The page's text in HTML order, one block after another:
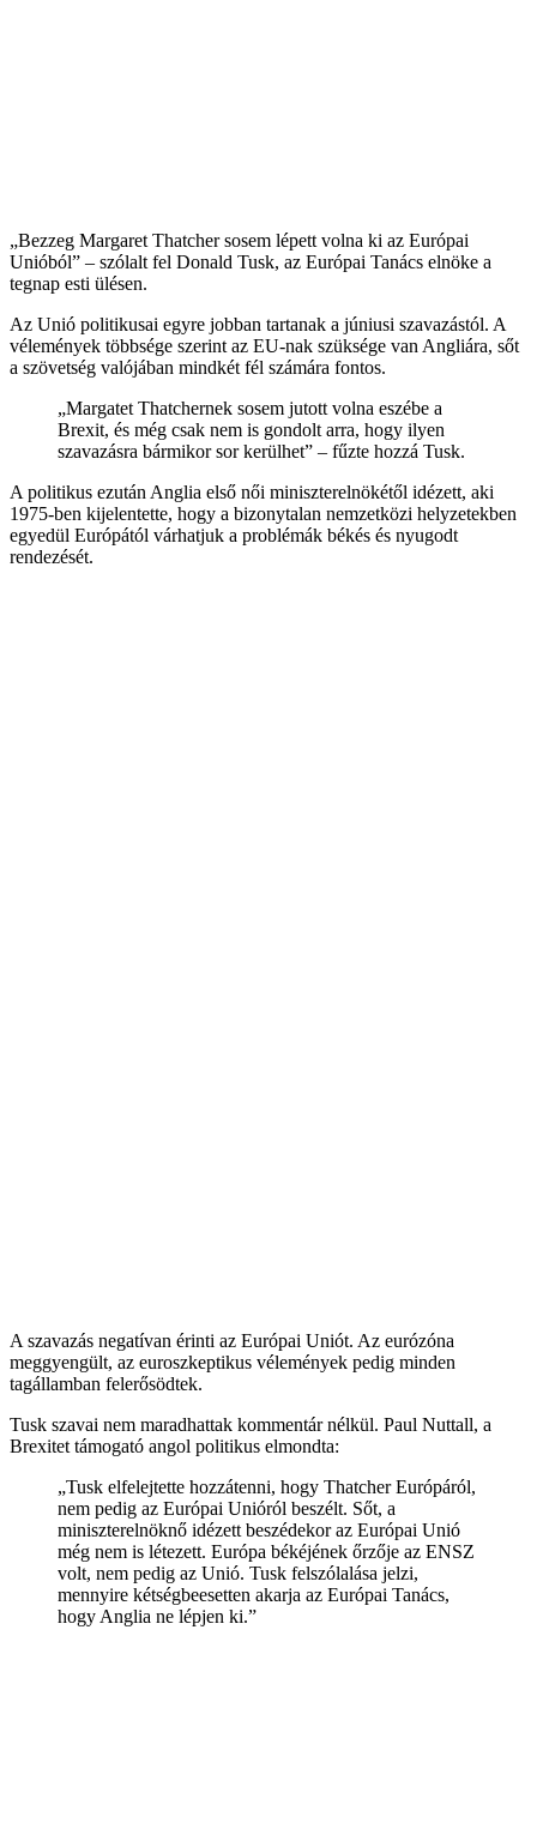
„Bezzeg Margaret Thatcher sosem lépett volna ki az Európai
Unióból” – szólalt fel Donald Tusk, az Európai Tanács elnöke a
tegnap esti ülésen.
Az Unió politikusai egyre jobban tartanak a júniusi szavazástól. A
vélemények többsége szerint az EU-nak szüksége van Angliára, sőt
a szövetség valójában mindkét fél számára fontos.
„Margatet Thatchernek sosem jutott volna eszébe a
Brexit, és még csak nem is gondolt arra, hogy ilyen
szavazásra bármikor sor kerülhet” – fűzte hozzá Tusk.
A politikus ezután Anglia első női miniszterelnökétől idézett, aki
1975-ben kijelentette, hogy a bizonytalan nemzetközi helyzetekben
egyedül Európától várhatjuk a problémák békés és nyugodt
rendezését.
A szavazás negatívan érinti az Európai Uniót. Az eurózóna
meggyengült, az euroszkeptikus vélemények pedig minden
tagállamban felerősödtek.
Tusk szavai nem maradhattak kommentár nélkül. Paul Nuttall, a
Brexitet támogató angol politikus elmondta:
„Tusk elfelejtette hozzátenni, hogy Thatcher Európáról,
nem pedig az Európai Unióról beszélt. Sőt, a
miniszterelnöknő idézett beszédekor az Európai Unió
még nem is létezett. Európa békéjének őrzője az ENSZ
volt, nem pedig az Unió. Tusk felszólalása jelzi,
mennyire kétségbeesetten akarja az Európai Tanács,
hogy Anglia ne lépjen ki.”